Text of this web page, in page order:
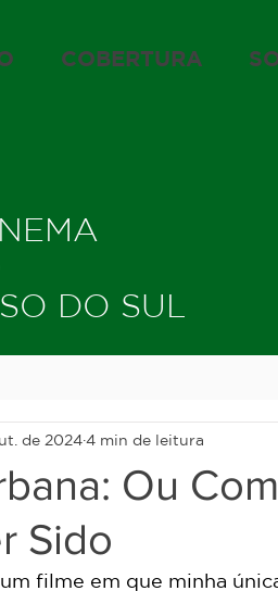
COBERTURA
DO SUL
Ou
Sido
de 20244 min de leitura